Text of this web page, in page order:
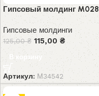
Гипсовый молдинг M028
Гипсовые молдинги
125,00₴ 115,00₴
В корзину
Артикул: М34542